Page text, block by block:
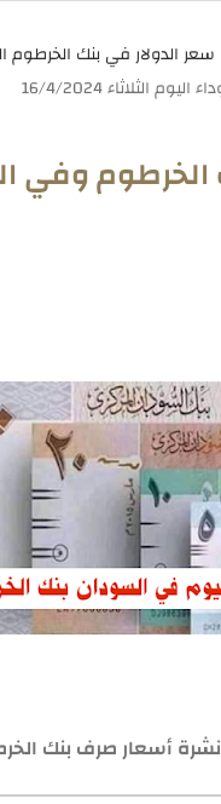
سعر الدولار في بنك الخرطوم
الخرطوم وفي
صرف بنك الخرطوم